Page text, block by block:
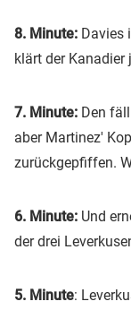
8. Minute: Davies
klärt der Kanadier
7. Minute: Den
aber Martinez'
zurückgepfiffen.
6. Minute: Und
der drei
5. Minute: